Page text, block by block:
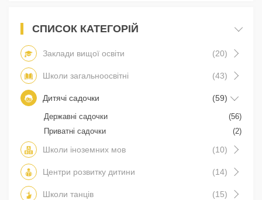
СПИСОК КАТЕГОРІЙ
Заклади вищої освіти (20)
Школи загальноосвітні (43)
Дитячі садочки (59)
Державні садочки
(56)
Приватні садочки
(2)
Школи іноземних мов (10)
Центри розвитку дитини (14)
Школи танців (15)